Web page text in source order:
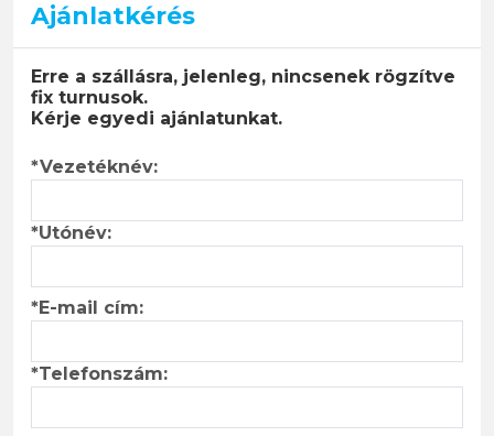
Ajánlatkérés
Erre a szállásra, jelenleg, nincsenek rögzítve
fix turnusok.
Kérje egyedi ajánlatunkat.
*Vezetéknév:
*Utónév:
*E-mail cím:
*Telefonszám: